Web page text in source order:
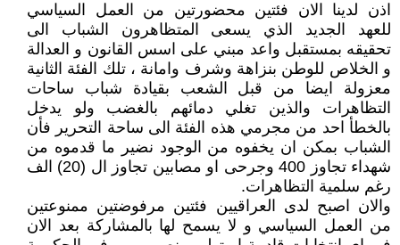
اذن لدينا الان فئتين محضورتين من العمل السياسي
للعهد الجديد الذي يسعى المتظاهرون الشباب الى
تحقيقه بمستقبل واعد مبني على اسس القانون و العدالة
و الخلاص للوطن بنزاهة وشرف وامانة ، تلك الفئة الثانية
معزولة ايضا من قبل الشعب بقيادة شباب ساحات
التظاهرات والذين تغلي دمائهم بالغضب ولو يدخل
بالخطأ احد من مجرمي هذه الفئة الى ساحة التحرير فأن
الشباب بمكن ان يخفوه من الوجود نضير ما قدموه من
شهداء تجاوز 400 وجرحى او مصابين تجاوز ال (20) الف
رغم سلمية التظاهرات.
والان اصبح لدى العراقيين فئتين مرفوضتين ممنوعتين
من العمل السياسي و لا يسمح لها بالمشاركة بعد الان